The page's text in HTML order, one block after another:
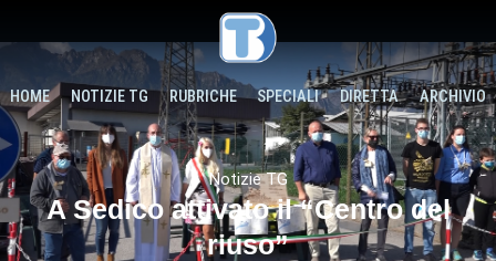
HOME NOTIZIE TG RUBRICHE SPECIALI DIRETTA ARCHIVIO
Notizie TG
A Sedico attivato il “Centro del
riuso”